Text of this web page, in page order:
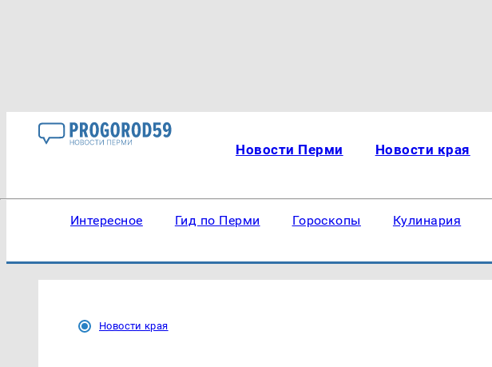
Новости Перми Новости края
Интересное Гид по Перми Гороскопы Кулинария
Новости края